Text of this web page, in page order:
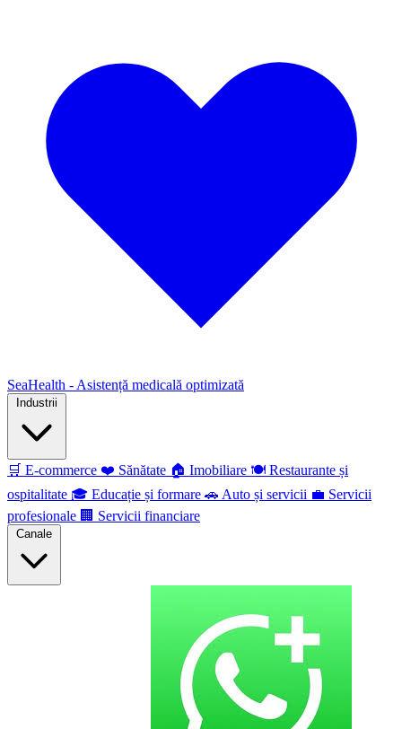
SeaHealth - Asistență medicală optimizată
🛒 E-commerce ❤️ Sănătate 🏠 Imobiliare 🍽️ Restaurante și
ospitalitate 🎓 Educație și formare 🚗 Auto și servicii 💼 Servicii
profesionale 🏢 Servicii financiare